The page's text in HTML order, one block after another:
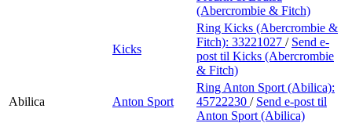
(Abercrombie & Fitch)
Kicks
Ring Kicks (Abercrombie &
Fitch): 33221027 / Send e-
post til Kicks (Abercrombie
& Fitch)
Abilica Anton Sport
Ring Anton Sport (Abilica):
45722230 / Send e-post til
Anton Sport (Abilica)